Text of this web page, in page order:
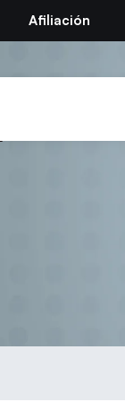
Afiliación